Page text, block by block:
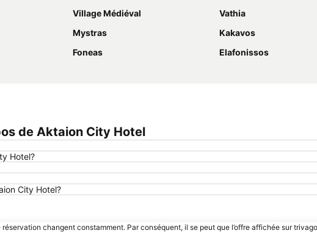
Village Médiéval
Vathia
Mystras
Kakavos
Foneas
Elafonissos
de Aktaion City Hotel
Hotel?
City Hotel?
changent constamment. Par conséquent, il se peut que l’offre affichée sur